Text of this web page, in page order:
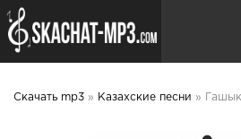
Скачать mp3 » Казахские песни »